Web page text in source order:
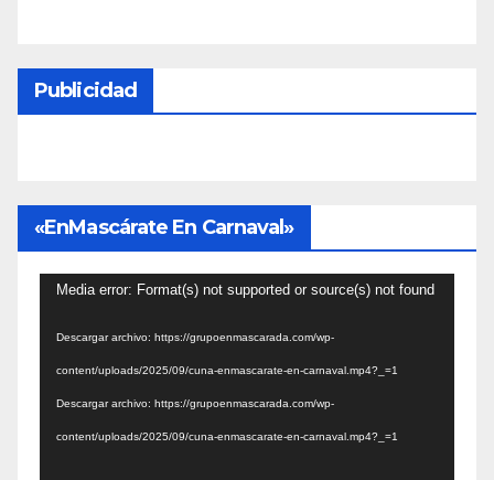
Publicidad
«EnMascárate En Carnaval»
Reproductor
Media error: Format(s) not supported or source(s) not found
Descargar archivo: https://grupoenmascarada.com/wp-
content/uploads/2025/09/cuna-enmascarate-en-carnaval.mp4?_=1
Descargar archivo: https://grupoenmascarada.com/wp-
content/uploads/2025/09/cuna-enmascarate-en-carnaval.mp4?_=1